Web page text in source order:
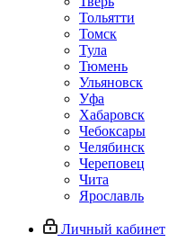
Тольятти
Томск
Тула
Тюмень
Ульяновск
Уфа
Хабаровск
Чебоксары
Челябинск
Череповец
Чита
Ярославль
Личный кабинет